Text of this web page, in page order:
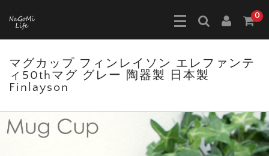
0
マグカップ フィンレイソン エレファンテ
ィ50thマグ グレー 陶器製 日本製
Finlayson